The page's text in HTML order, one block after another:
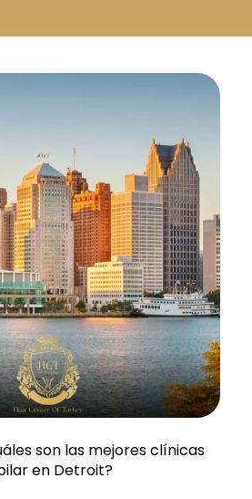
Svenska
son las mejores clínicas
en Detroit?